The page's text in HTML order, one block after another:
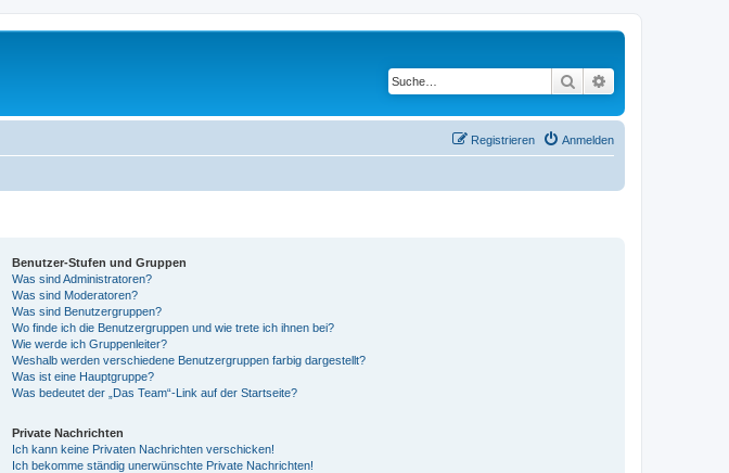
Suche
Anmelden
Registrieren
Benutzer-Stufen und Gruppen
Was sind Administratoren?
Was sind Moderatoren?
Was sind Benutzergruppen?
Wo finde ich die Benutzergruppen und wie trete ich ihnen bei?
Wie werde ich Gruppenleiter?
Weshalb werden verschiedene Benutzergruppen farbig dargestellt?
Was ist eine Hauptgruppe?
Was bedeutet der „Das Team“-Link auf der Startseite?
Private Nachrichten
Ich kann keine Privaten Nachrichten verschicken!
Ich bekomme ständig unerwünschte Private Nachrichten!